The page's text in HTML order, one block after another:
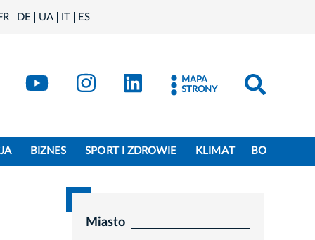
DE UA IT ES
Kraków - X
Kraków - YouTube
Kraków - Instagram
Kraków - LinkedIn
MAPA
STRONY
BIZNES SPORT I ZDROWIE KLIMAT BO
Miasto